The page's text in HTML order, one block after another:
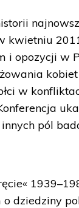
kwietniu
i opozycji
w
pól
dziedziny